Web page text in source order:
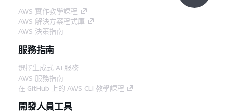
AWS 實作教學課程
AWS 解決方案程式庫
AWS 決策指南
服務指南
選擇生成式 AI 服務
AWS 服務指南
在 GitHub 上的 AWS CLI 教學課程
開發人員工具